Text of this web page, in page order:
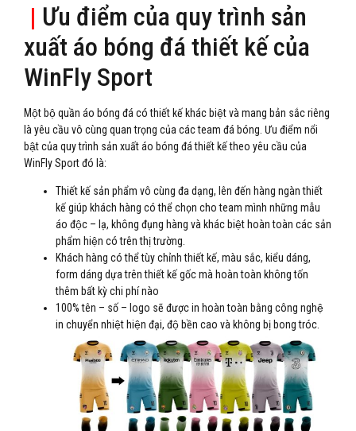
| Ưu điểm của quy trình sản
xuất áo bóng đá thiết kế của
WinFly Sport
Một bộ quần áo bóng đá có thiết kế khác biệt và mang bản sắc riêng
là yêu cầu vô cùng quan trọng của các team đá bóng. Ưu điểm nổi
bật của quy trình sản xuất áo bóng đá thiết kế theo yêu cầu của
WinFly Sport đó là:
Thiết kế sản phẩm vô cùng đa dạng, lên đến hàng ngàn thiết
kế giúp khách hàng có thể chọn cho team mình những mẫu
áo độc – lạ, không đụng hàng và khác biệt hoàn toàn các sản
phẩm hiện có trên thị trường.
Khách hàng có thể tùy chỉnh thiết kế, màu sắc, kiểu dáng,
form dáng dựa trên thiết kế gốc mà hoàn toàn không tốn
thêm bất kỳ chi phí nào
100% tên – số – logo sẽ được in hoàn toàn bằng công nghệ
in chuyển nhiệt hiện đại, độ bền cao và không bị bong tróc.